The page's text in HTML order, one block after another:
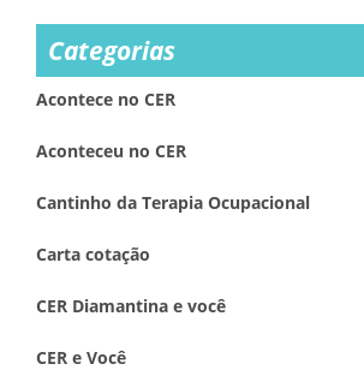
Categorias
Acontece no CER
Aconteceu no CER
Cantinho da Terapia Ocupacional
Carta cotação
CER Diamantina e você
CER e Você